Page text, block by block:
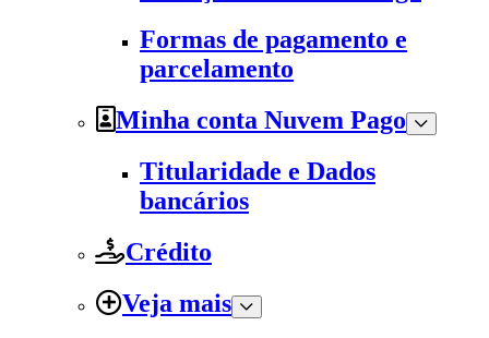
Formas de pagamento e
parcelamento
Minha conta Nuvem Pago
Titularidade e Dados
bancários
Crédito
Veja mais